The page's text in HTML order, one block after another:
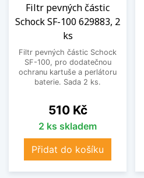
Filtr pevných částic
Schock SF-100 629883, 2
ks
Filtr pevných částic Schock
SF-100, pro dodatečnou
ochranu kartuše a perlátoru
baterie. Sada 2 ks.
Cena
510 Kč
2 ks skladem
Přidat do košíku